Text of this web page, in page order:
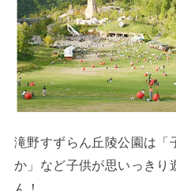
滝野すずらん丘陵公園は「
か」など子供が思いっきり
ん！